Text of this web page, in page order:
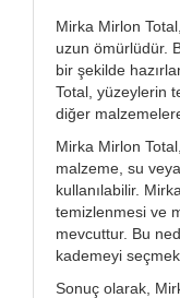
Mirka Mirlon
uzun ömürlüdür.
bir şekilde
Total, yüzeylerin
diğer
Mirka Mirlon
malzeme, su
kullanılabilir.
temizlenmesi ve
mevcuttur. Bu
kademeyi
Sonuç olarak,